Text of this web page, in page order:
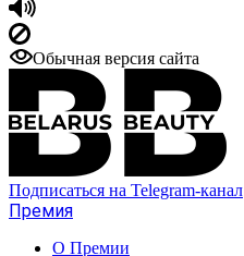
Обычная версия сайта
Подписаться на Telegram-канал
Премия
О Премии